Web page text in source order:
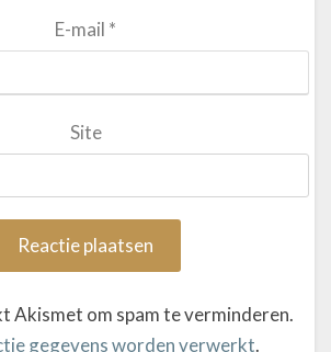
E-mail *
Site
Akismet om spam te verminderen.
gegevens worden verwerkt.